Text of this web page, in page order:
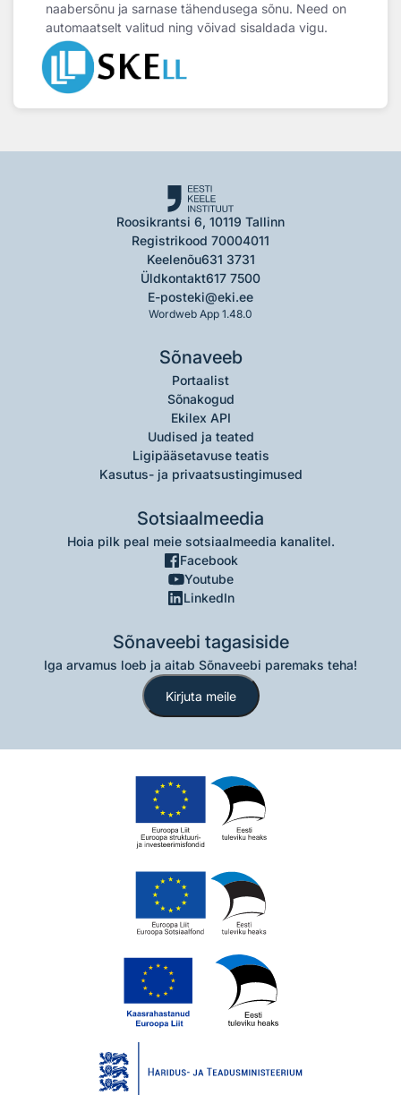
naabersõnu ja sarnase tähendusega sõnu. Need on
automaatselt valitud ning võivad sisaldada vigu.
Roosikrantsi 6, 10119 Tallinn
Registrikood 70004011
Keelenõu631 3731
Üldkontakt617 7500
E-posteki@eki.ee
Wordweb App 1.48.0
Sõnaveeb
Portaalist
Sõnakogud
Ekilex API
Uudised ja teated
Ligipääsetavuse teatis
Kasutus- ja privaatsustingimused
Sotsiaalmeedia
Hoia pilk peal meie sotsiaalmeedia kanalitel.
Facebook
Youtube
LinkedIn
Sõnaveebi tagasiside
Iga arvamus loeb ja aitab Sõnaveebi paremaks teha!
Kirjuta meile